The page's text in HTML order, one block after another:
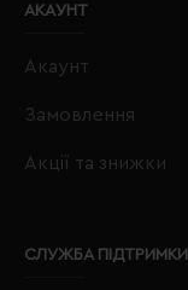
АКАУНТ
Акаунт
Замовлення
Акції та знижки
СЛУЖБА ПІДТРИМКИ